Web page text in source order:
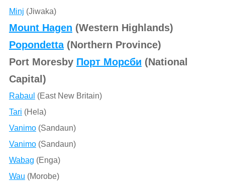
Minj (Jiwaka)
Mount Hagen (Western Highlands)
Popondetta(Northern Province)
Port Moresby Порт Морсби (National
Capital)
Rabaul (East New Britain)
Tari (Hela)
Vanimo(Sandaun)
Vanimo(Sandaun)
Wabag (Enga)
Wau (Morobe)